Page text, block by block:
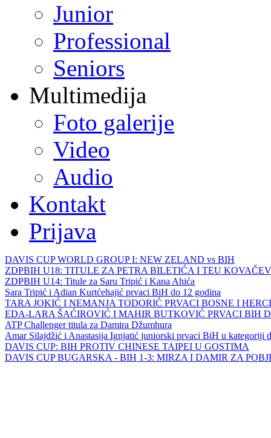
Junior
Professional
Seniors
Multimedija
Foto galerije
Video
Audio
Kontakt
Prijava
DAVIS CUP WORLD GROUP I: NEW ZELAND vs BIH
ZDPBIH U18: TITULE ZA PETRA BILETIĆA I TEU
ZDPBIH U14: Titule za Saru Tripić i Kana Ahića
Sara Tripić i Adian Kurtćehajić prvaci BiH do 12 godina
TARA JOKIĆ I NEMANJA TODORIĆ PRVACI BOSNE I
EDA-LARA ŠAĆIROVIĆ I MAHIR BUTKOVIĆ PRVACI BIH
ATP Challenger titula za Damira Džumhura
Amar Silajdžić i Anastasija Ignjatić juniorski prvaci BiH u kategoriji
DAVIS CUP: BIH PROTIV CHINESE TAIPEI U GOSTIMA
DAVIS CUP BUGARSKA - BIH 1-3: MIRZA I DAMIR ZA